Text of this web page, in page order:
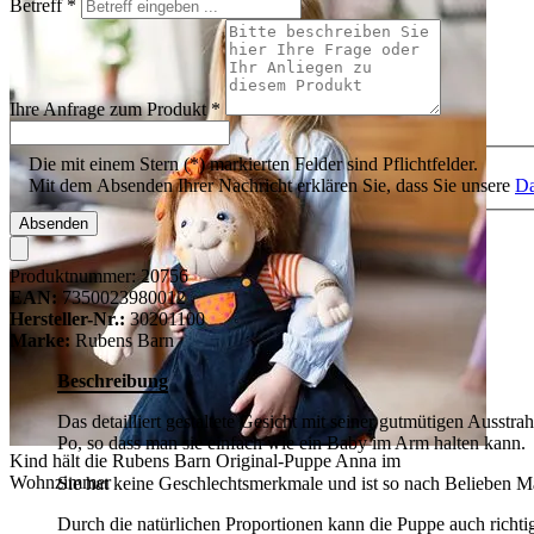
Kind hält die Rubens Barn Original-Puppe Anna im
Wohnzimmer
Betreff *
Ihre Anfrage zum Produkt*
Die mit einem Stern (*) markierten Felder sind Pflichtfelder.
Mit dem Absenden Ihrer Nachricht erklären Sie, dass Sie unsere
Absenden
Produktnummer:20756
EAN: 7350023980012
Hersteller-Nr.: 30201100
Marke: Rubens Barn
Beschreibung
Das detailliert gestaltete Gesicht mit seiner gutmütigen
Po, so dass man sie einfach wie ein Baby im Arm halten kann.
Sie hat keine Geschlechtsmerkmale und ist so nach Belieben
Durch die natürlichen Proportionen kann die Puppe auch